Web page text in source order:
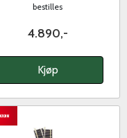
bestilles
4.890,-
Kjøp